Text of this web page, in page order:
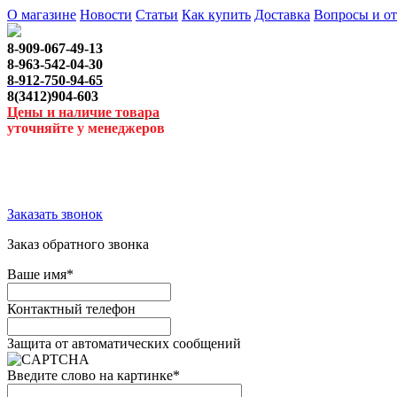
О магазине Новости Статьи Как купить Доставка Вопросы и
8-909-067-49-13
8-963-542-04-30
8-912-750-94-65
8(3412)904-603
Цены и наличие товара
уточняйте у менеджеров
Заказать звонок
Заказ обратного звонка
Ваше имя*
Контактный телефон
Защита от автоматических сообщений
Введите слово на картинке*